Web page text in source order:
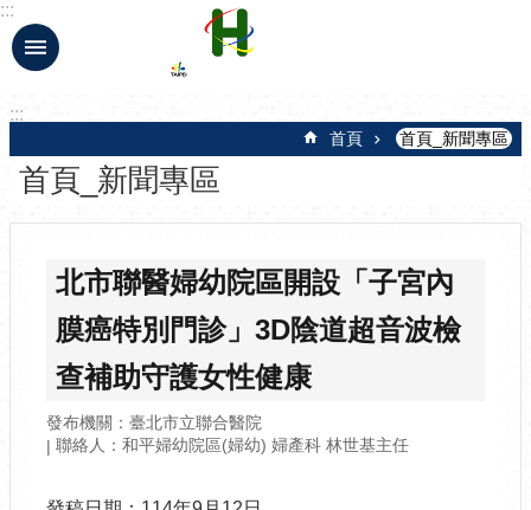
跳到主要內容區塊
:::
:::
首頁 首頁_新聞專區
首頁_新聞專區
北市聯醫婦幼院區開設「子宮內
膜癌特別門診」3D陰道超音波檢
查補助守護女性健康
發布機關：臺北市立聯合醫院
聯絡人：和平婦幼院區(婦幼) 婦產科 林世基主任